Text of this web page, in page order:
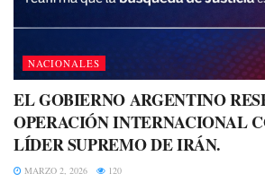
NACIONALES
EL GOBIERNO ARGENTINO
OPERACIÓN INTERNACIONAL
LÍDER SUPREMO DE IRÁN.
MARZO 2, 2026 120